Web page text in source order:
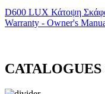
D600 LUX Κάτοψη
Warranty - Owner's